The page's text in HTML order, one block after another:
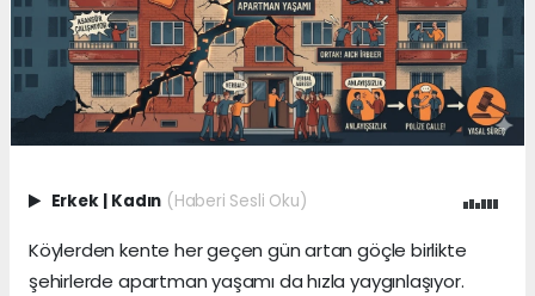
Erkek Kadın (Haberi Sesli Oku)
Köylerden kente her geçen gün artan göçle birlikte
şehirlerde apartman yaşamı da hızla yaygınlaşıyor.